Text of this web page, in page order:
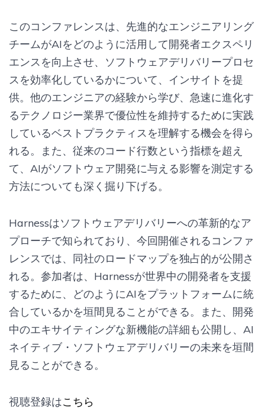
このコンファレンスは、先進的なエンジニアリング
チームがAIをどのように活用して開発者エクスペリ
エンスを向上させ、ソフトウェアデリバリープロセ
スを効率化しているかについて、インサイトを提
供。他のエンジニアの経験から学び、急速に進化す
るテクノロジー業界で優位性を維持するために実践
しているベストプラクティスを理解する機会を得ら
れる。また、従来のコード行数という指標を超え
て、AIがソフトウェア開発に与える影響を測定する
方法についても深く掘り下げる。
Harnessはソフトウェアデリバリーへの革新的なア
プローチで知られており、今回開催されるコンファ
レンスでは、同社のロードマップを独占的が公開さ
れる。参加者は、Harnessが世界中の開発者を支援
するために、どのようにAIをプラットフォームに統
合しているかを垣間見ることができる。また、開発
中のエキサイティングな新機能の詳細も公開し、AI
ネイティブ・ソフトウェアデリバリーの未来を垣間
見ることができる。
視聴登録はこちら